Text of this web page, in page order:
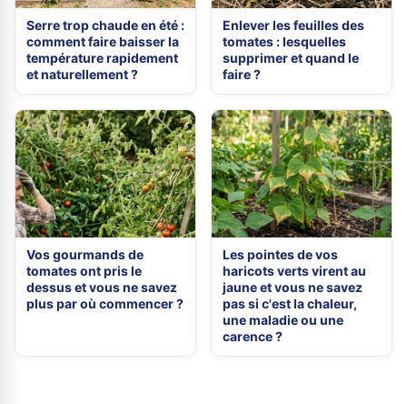
Serre trop chaude en été :
comment faire baisser la
température rapidement
et naturellement ?
Enlever les feuilles des
tomates : lesquelles
supprimer et quand le
faire ?
Vos gourmands de
tomates ont pris le
dessus et vous ne savez
plus par où commencer ?
Les pointes de vos
haricots verts virent au
jaune et vous ne savez
pas si c'est la chaleur,
une maladie ou une
carence ?